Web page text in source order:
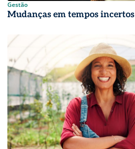
Gestão
Mudanças em tempos incertos